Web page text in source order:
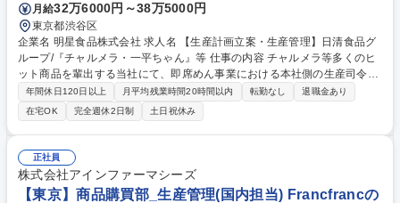
月給32万6000円～38万5000円
東京都渋谷区
企業名 明星食品株式会社 求人名 【生産計画立案・生産管理】日清食品グ
ループ/『チャルメラ・一平ちゃん』等 仕事の内容 チャルメラ等多くのヒ
ット商品を輩出する当社にて、即席めん事業における本社側の生産司令塔
として、生産管理領域の業務推進をお任せ。全国の食卓へ安心を届けるた
めに生産の最適化を支える核となる役割です。 【詳細】 ■生産計画の立案
業務 ■生産工場管理業務 ■生産工場（東日本明星・神戸工場・ユニ・スタ
ー等）との連絡・連携業務 ■基幹システム（SAP等）のマスター管理業務
募集職種 【生産計画立案・生産管理】日清食品グループ/『チャルメラ・
一平ちゃん』等
年間休日120日以上 月平均残業時間20時間以内 転勤なし
退職金あり
在宅OK
完全週休2日制 土日祝休み
正社員
株式会社アインファーマシーズ
【東京】商品購買部_生産管理(国内担当) Francfrancの